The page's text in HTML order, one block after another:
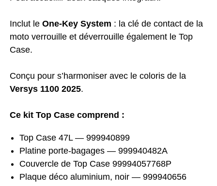
Inclut le One-Key System : la clé de contact de la
moto verrouille et déverrouille également le Top
Case.
Conçu pour s’harmoniser avec le coloris de la
Versys 1100 2025.
Ce kit Top Case comprend :
Top Case 47L — 999940899
Platine porte-bagages — 999940482A
Couvercle de Top Case 99994057768P
Plaque déco aluminium, noir — 999940656